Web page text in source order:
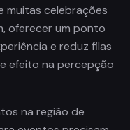
muitas celebrações
oferecer um ponto
e reduz filas
efeito na percepção
na região de